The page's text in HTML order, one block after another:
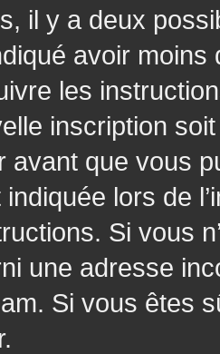
il y a deux
avoir moins
les
inscription
avant que vous
lors de
Si vous
une adresse
Si vous êtes